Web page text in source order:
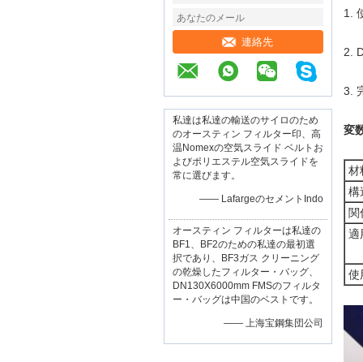
連絡先
私達は私達の輸送のサイロのため
のオースティン フィルター印、高
温Nomexの空気スライド ベルトお
よびポリエステル空気スライドを
常に選びます。
—— LafargeのセメントIndo
オースティン フィルターは私達の
BF1、BF2のための私達の最初選
択であり、BF3ガス クリーニング
の乾燥したフィルター・バッグ、
DN130X6000mm FMSのフィルタ
ー・バッグは中国のベストです。
—— 上海宝鋼集団公司
1.
2.
3.
変
材
構
関
適
使